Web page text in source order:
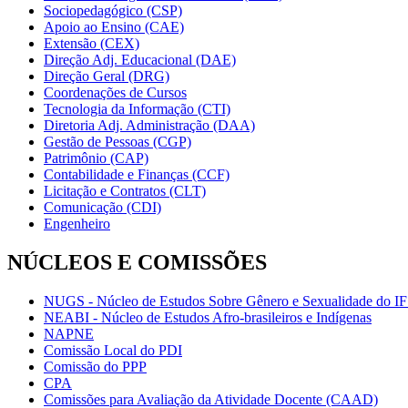
Sociopedagógico (CSP)
Apoio ao Ensino (CAE)
Extensão (CEX)
Direção Adj. Educacional (DAE)
Direção Geral (DRG)
Coordenações de Cursos
Tecnologia da Informação (CTI)
Diretoria Adj. Administração (DAA)
Gestão de Pessoas (CGP)
Patrimônio (CAP)
Contabilidade e Finanças (CCF)
Licitação e Contratos (CLT)
Comunicação (CDI)
Engenheiro
NÚCLEOS E COMISSÕES
NUGS - Núcleo de Estudos Sobre Gênero e Sexualidade do
NEABI - Núcleo de Estudos Afro-brasileiros e Indígenas
NAPNE
Comissão Local do PDI
Comissão do PPP
CPA
Comissões para Avaliação da Atividade Docente (CAAD)